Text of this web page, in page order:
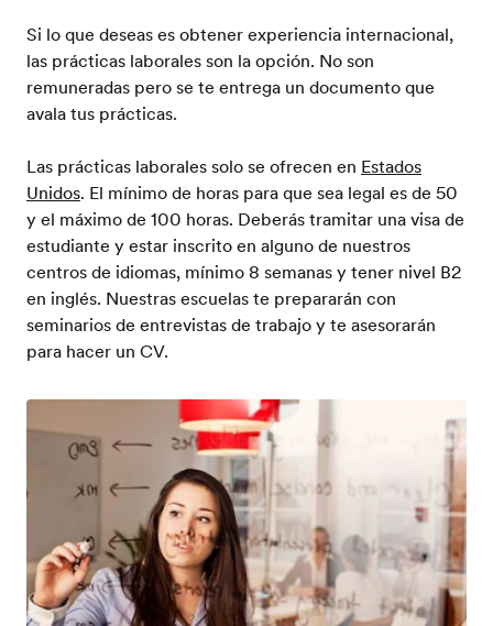
Si lo que deseas es obtener experiencia internacional,
las prácticas laborales son la opción. No son
remuneradas pero se te entrega un documento que
avala tus prácticas.
Las prácticas laborales solo se ofrecen en Estados
Unidos. El mínimo de horas para que sea legal es de 50
y el máximo de 100 horas. Deberás tramitar una visa de
estudiante y estar inscrito en alguno de nuestros
centros de idiomas, mínimo 8 semanas y tener nivel B2
en inglés. Nuestras escuelas te prepararán con
seminarios de entrevistas de trabajo y te asesorarán
para hacer un CV.